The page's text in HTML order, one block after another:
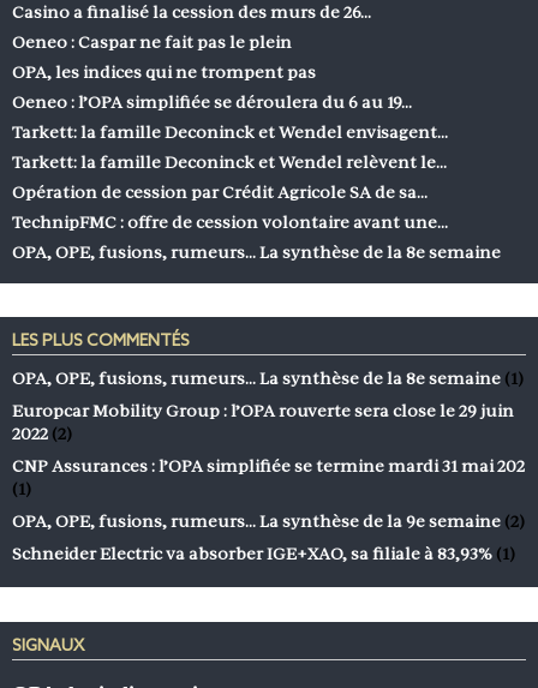
Casino a finalisé la cession des murs de 26…
Oeneo : Caspar ne fait pas le plein
OPA, les indices qui ne trompent pas
Oeneo : l’OPA simplifiée se déroulera du 6 au 19…
Tarkett: la famille Deconinck et Wendel envisagent…
Tarkett: la famille Deconinck et Wendel relèvent le…
Opération de cession par Crédit Agricole SA de sa…
TechnipFMC : offre de cession volontaire avant une…
OPA, OPE, fusions, rumeurs… La synthèse de la 8e semaine
LES PLUS COMMENTÉS
OPA, OPE, fusions, rumeurs… La synthèse de la 8e semaine (1)
Europcar Mobility Group : l’OPA rouverte sera close le 29 juin
2022 (2)
CNP Assurances : l’OPA simplifiée se termine mardi 31 mai 202
(1)
OPA, OPE, fusions, rumeurs… La synthèse de la 9e semaine (2)
Schneider Electric va absorber IGE+XAO, sa filiale à 83,93% (1)
SIGNAUX